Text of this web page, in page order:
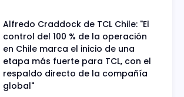
Alfredo Craddock de TCL Chile: "El
control del 100 % de la operación
en Chile marca el inicio de una
etapa más fuerte para TCL, con el
respaldo directo de la compañía
global"